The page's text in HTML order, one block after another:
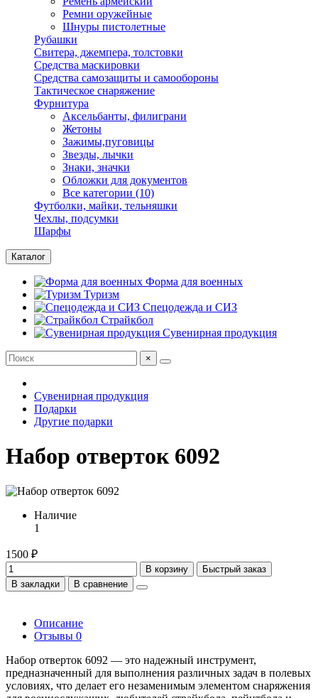
Ремни оружейные
Шнуры пистолетные
Рубашки
Свитера, джемпера, толстовки
Средства маскировки
Средства самозащиты и самообороны
Тактическое снаряжение
Фурнитура
Аксельбанты, филиграни
Жетоны
Зажимы,пуговицы
Звезды, лычки
Знаки, значки
Обложки для документов
Все категории (10)
Футболки, майки, тельняшки
Чехлы, подсумки
Шарфы
Каталог
Форма для военных
Туризм
Спецодежда и СИЗ
Страйкбол
Сувенирная продукция
×
Сувенирная продукция
Подарки
Другие подарки
Набор отверток 6092
Наличие
1
1500 ₽
В корзину
Быстрый заказ
В закладки
В сравнение
Описание
Отзывы 0
Набор отверток 6092 — это надежный инструмент,
предназначенный для выполнения различных задач в полевых
условиях, что делает его незаменимым элементом снаряжения